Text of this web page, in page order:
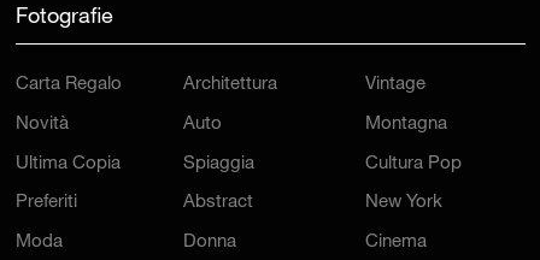
Fotografie
Carta Regalo
Novità
Ultima Copia
Preferiti
Moda
Architettura
Auto
Spiaggia
Abstract
Donna
Vintage
Montagna
Cultura Pop
New York
Cinema